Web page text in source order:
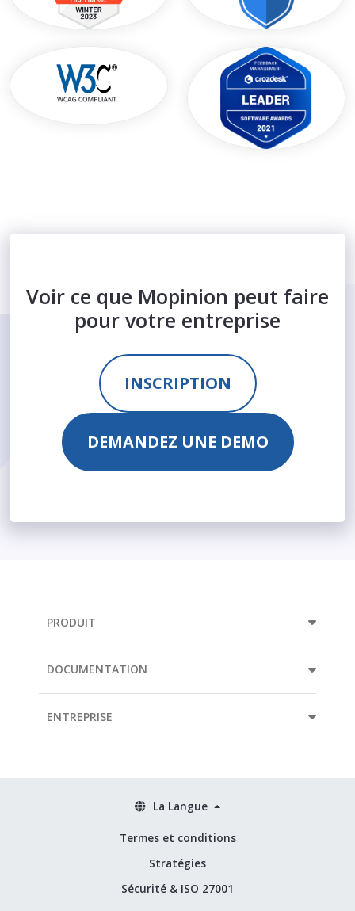
Voir ce que Mopinion peut faire
pour votre entreprise
INSCRIPTION
DEMANDEZ UNE DEMO
PRODUIT
DOCUMENTATION
ENTREPRISE
Termes et conditions
Stratégies
Sécurité & ISO 27001
La Langue